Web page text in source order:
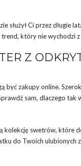
Ci przez długie
który nie wychodzi z
Z
być zakupy online.
sam, dlaczego tak
kolekcję swetrów, które
do Twoich